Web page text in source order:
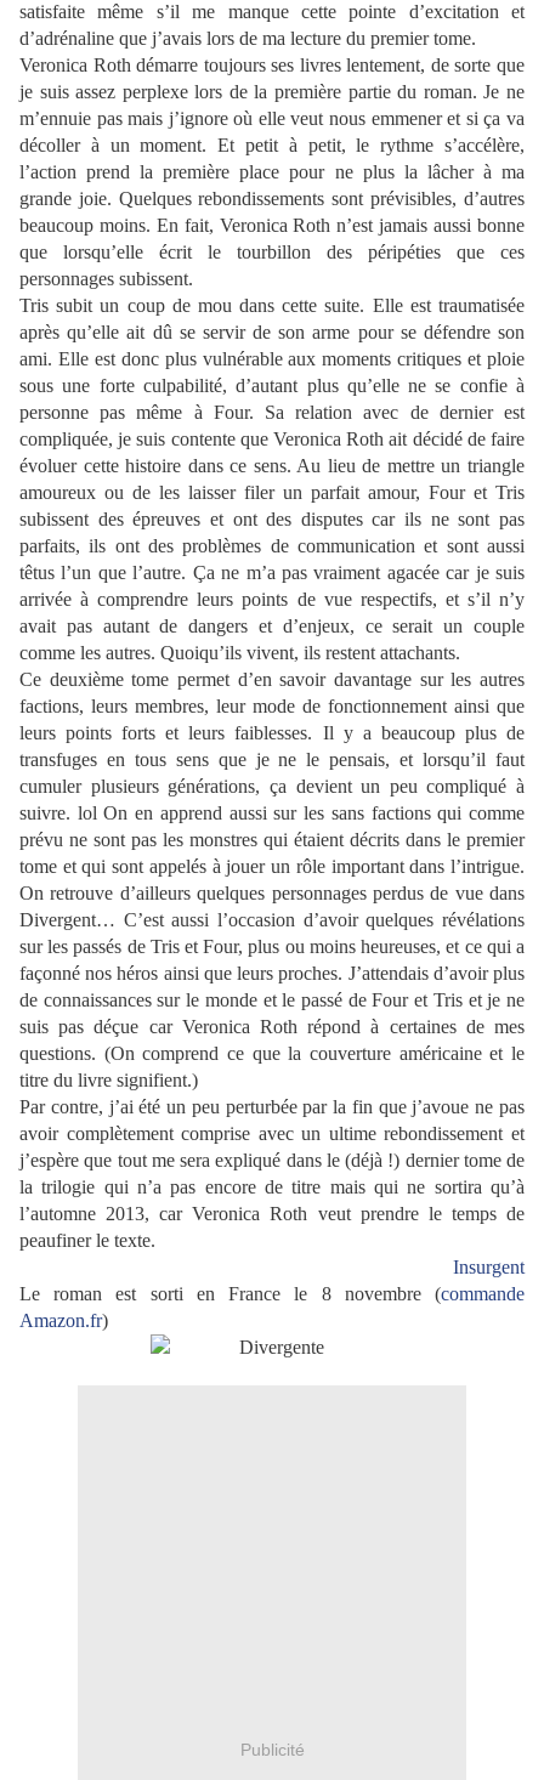
satisfaite même s’il me manque cette pointe d’excitation et
d’adrénaline que j’avais lors de ma lecture du premier tome.
Veronica Roth démarre toujours ses livres lentement, de sorte que
je suis assez perplexe lors de la première partie du roman. Je ne
m’ennuie pas mais j’ignore où elle veut nous emmener et si ça va
décoller à un moment. Et petit à petit, le rythme s’accélère,
l’action prend la première place pour ne plus la lâcher à ma
grande joie. Quelques rebondissements sont prévisibles, d’autres
beaucoup moins. En fait, Veronica Roth n’est jamais aussi bonne
que lorsqu’elle écrit le tourbillon des péripéties que ces
personnages subissent.
Tris subit un coup de mou dans cette suite. Elle est traumatisée
après qu’elle ait dû se servir de son arme pour se défendre son
ami. Elle est donc plus vulnérable aux moments critiques et ploie
sous une forte culpabilité, d’autant plus qu’elle ne se confie à
personne pas même à Four. Sa relation avec de dernier est
compliquée, je suis contente que Veronica Roth ait décidé de faire
évoluer cette histoire dans ce sens. Au lieu de mettre un triangle
amoureux ou de les laisser filer un parfait amour, Four et Tris
subissent des épreuves et ont des disputes car ils ne sont pas
parfaits, ils ont des problèmes de communication et sont aussi
têtus l’un que l’autre. Ça ne m’a pas vraiment agacée car je suis
arrivée à comprendre leurs points de vue respectifs, et s’il n’y
avait pas autant de dangers et d’enjeux, ce serait un couple
comme les autres. Quoiqu’ils vivent, ils restent attachants.
Ce deuxième tome permet d’en savoir davantage sur les autres
factions, leurs membres, leur mode de fonctionnement ainsi que
leurs points forts et leurs faiblesses. Il y a beaucoup plus de
transfuges en tous sens que je ne le pensais, et lorsqu’il faut
cumuler plusieurs générations, ça devient un peu compliqué à
suivre. lol On en apprend aussi sur les sans factions qui comme
prévu ne sont pas les monstres qui étaient décrits dans le premier
tome et qui sont appelés à jouer un rôle important dans l’intrigue.
On retrouve d’ailleurs quelques personnages perdus de vue dans
Divergent… C’est aussi l’occasion d’avoir quelques révélations
sur les passés de Tris et Four, plus ou moins heureuses, et ce qui a
façonné nos héros ainsi que leurs proches. J’attendais d’avoir plus
de connaissances sur le monde et le passé de Four et Tris et je ne
suis pas déçue car Veronica Roth répond à certaines de mes
questions. (On comprend ce que la couverture américaine et le
titre du livre signifient.)
Par contre, j’ai été un peu perturbée par la fin que j’avoue ne pas
avoir complètement comprise avec un ultime rebondissement et
j’espère que tout me sera expliqué dans le (déjà !) dernier tome de
la trilogie qui n’a pas encore de titre mais qui ne sortira qu’à
l’automne 2013, car Veronica Roth veut prendre le temps de
peaufiner le texte.
Insurgent
Le roman est sorti en France le 8 novembre (commande
Amazon.fr)
Publicité